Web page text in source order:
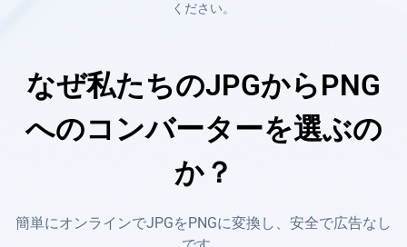
ください。
なぜ私たちのJPGからPNG
へのコンバーターを選ぶの
か？
簡単にオンラインでJPGをPNGに変換し、安全で広告なし